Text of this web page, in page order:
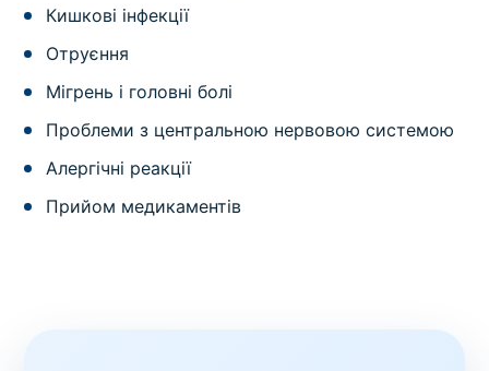
Кишкові інфекції
Отруєння
Мігрень і головні болі
Проблеми з центральною нервовою системою
Алергічні реакції
Прийом медикаментів